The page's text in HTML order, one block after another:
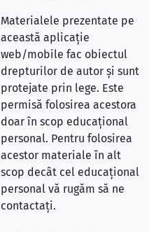
Materialele prezentate pe
această aplicație
web/mobile fac obiectul
drepturilor de autor și sunt
protejate prin lege. Este
permisă folosirea acestora
doar în scop educațional
personal. Pentru folosirea
acestor materiale în alt
scop decât cel educațional
personal vă rugăm să ne
contactați.